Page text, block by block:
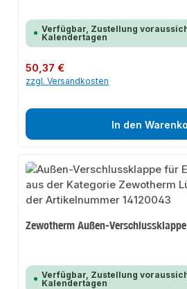
Verfügbar, Zustellung
Kalendertagen
Regulärer Preis:
50,37 €
zzgl. Versandkosten
In den
Zewotherm Außen-
Verfügbar, Zustellung
Kalendertagen